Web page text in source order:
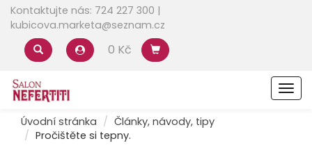
Kontaktujte nás: 724 227 300 |
kubicova.marketa@seznam.cz
0 Kč
Úvodní stránka
Články, návody, tipy
Pročištěte si tepny.